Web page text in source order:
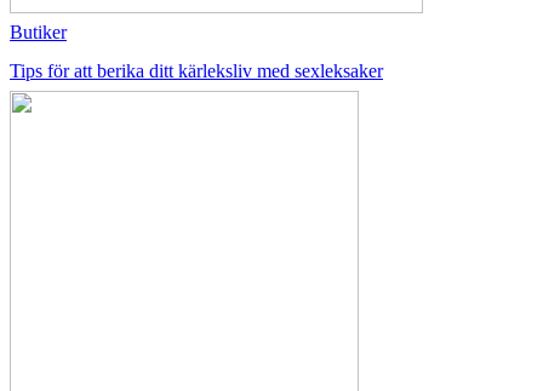
Butiker
Tips för att berika ditt kärleksliv med sexleksaker